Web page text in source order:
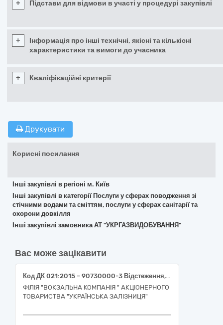
+ Підстави для відмови в участі у процедурі закупівлі
+
Інформація про інші технічні, якісні та кількісні
характеристики та вимоги до учасника
+ Кваліфікаційні критерії
Друкувати
Корисні посилання
Інші закупівлі в регіоні м. Київ
Інші закупівлі в категорії Послуги у сферах поводження зі
стічними водами та сміттям, послуги у сферах санітарії та
охорони довкілля
Інші закупівлі замовника АТ "УКРГАЗВИДОБУВАННЯ"
Вас може зацікавити
Код ДК 021:2015 – 90730000-3 Відстеження, моніторинг забруднень і відновлення (Послуги з проведення контролю за джерелами викидів шкідливих речовин в атмосферу на межі санітарно-захисної зони)
ФІЛІЯ "ВОКЗАЛЬНА КОМПАНІЯ " АКЦІОНЕРНОГО
ТОВАРИСТВА "УКРАЇНСЬКА ЗАЛІЗНИЦЯ"